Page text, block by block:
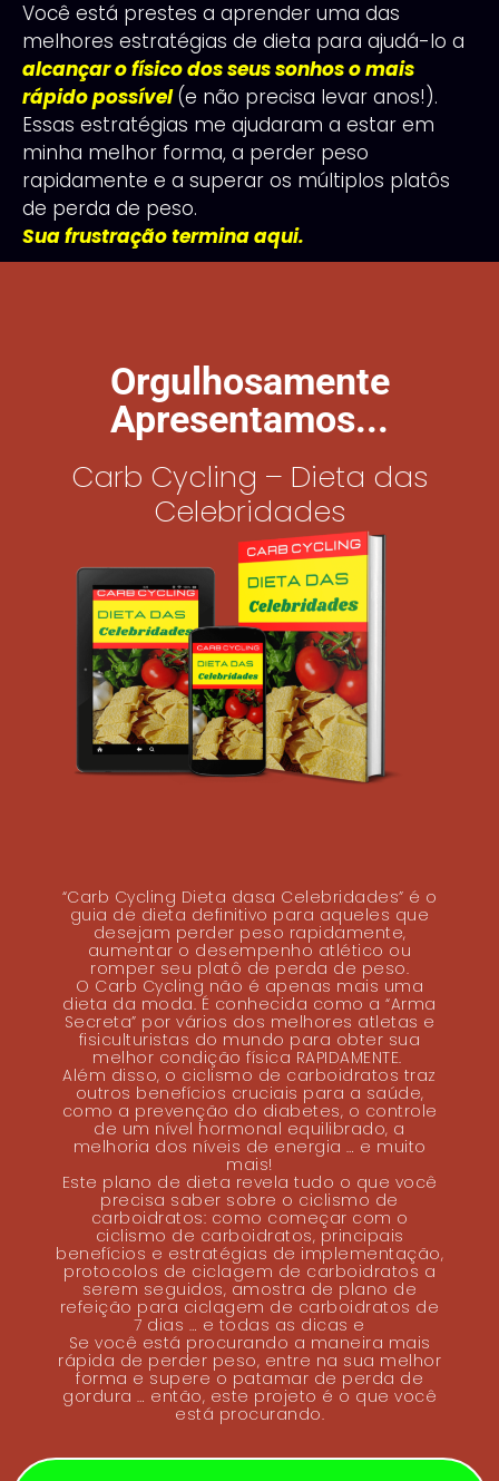
Você está prestes a aprender uma das
melhores estratégias de dieta para ajudá-lo a
alcançar o físico dos seus sonhos o mais
rápido possível (e não precisa levar anos!).
Essas estratégias me ajudaram a estar em
minha melhor forma, a perder peso
rapidamente e a superar os múltiplos platôs
de perda de peso.
Sua frustração termina aqui.
Orgulhosamente
Apresentamos...
Carb Cycling – Dieta das
Celebridades
“Carb Cycling Dieta dasa Celebridades” é o
guia de dieta definitivo para aqueles que
desejam perder peso rapidamente,
aumentar o desempenho atlético ou
romper seu platô de perda de peso.
O Carb Cycling não é apenas mais uma
dieta da moda. É conhecida como a “Arma
Secreta” por vários dos melhores atletas e
fisiculturistas do mundo para obter sua
melhor condição física RAPIDAMENTE.
Além disso, o ciclismo de carboidratos traz
outros benefícios cruciais para a saúde,
como a prevenção do diabetes, o controle
de um nível hormonal equilibrado, a
melhoria dos níveis de energia … e muito
mais!
Este plano de dieta revela tudo o que você
precisa saber sobre o ciclismo de
carboidratos: como começar com o
ciclismo de carboidratos, principais
benefícios e estratégias de implementação,
protocolos de ciclagem de carboidratos a
serem seguidos, amostra de plano de
refeição para ciclagem de carboidratos de
7 dias … e todas as dicas e
Se você está procurando a maneira mais
rápida de perder peso, entre na sua melhor
forma e supere o patamar de perda de
gordura … então, este projeto é o que você
está procurando.